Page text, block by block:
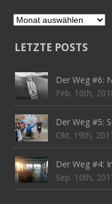
Retrospektive
LETZTE POSTS
Der Weg #6:
Feb. 10th,
Der Weg #5:
Okt. 19th,
Der Weg #4:
Sep. 10th,